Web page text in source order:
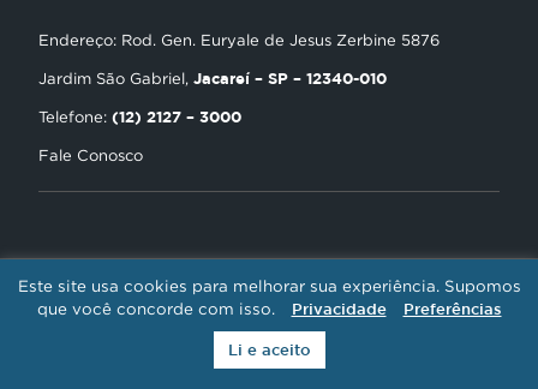
Encontre uma Igreja
Trabalhe Conosco
Endereço: Rod. Gen. Euryale de Jesus Zerbine 5876
Jardim São Gabriel, Jacareí – SP – 12340-010
Telefone: (12) 2127 – 3000
Fale Conosco
REDE NOVO TEMPO DE COMUNICAÇÃO / CNPJ: 01.385.423/0001-30 -
Todos os direitos reservados.
Este site usa cookies para melhorar sua experiência. Supomos
que você concorde com isso.
Privacidade Preferências
Li e aceito